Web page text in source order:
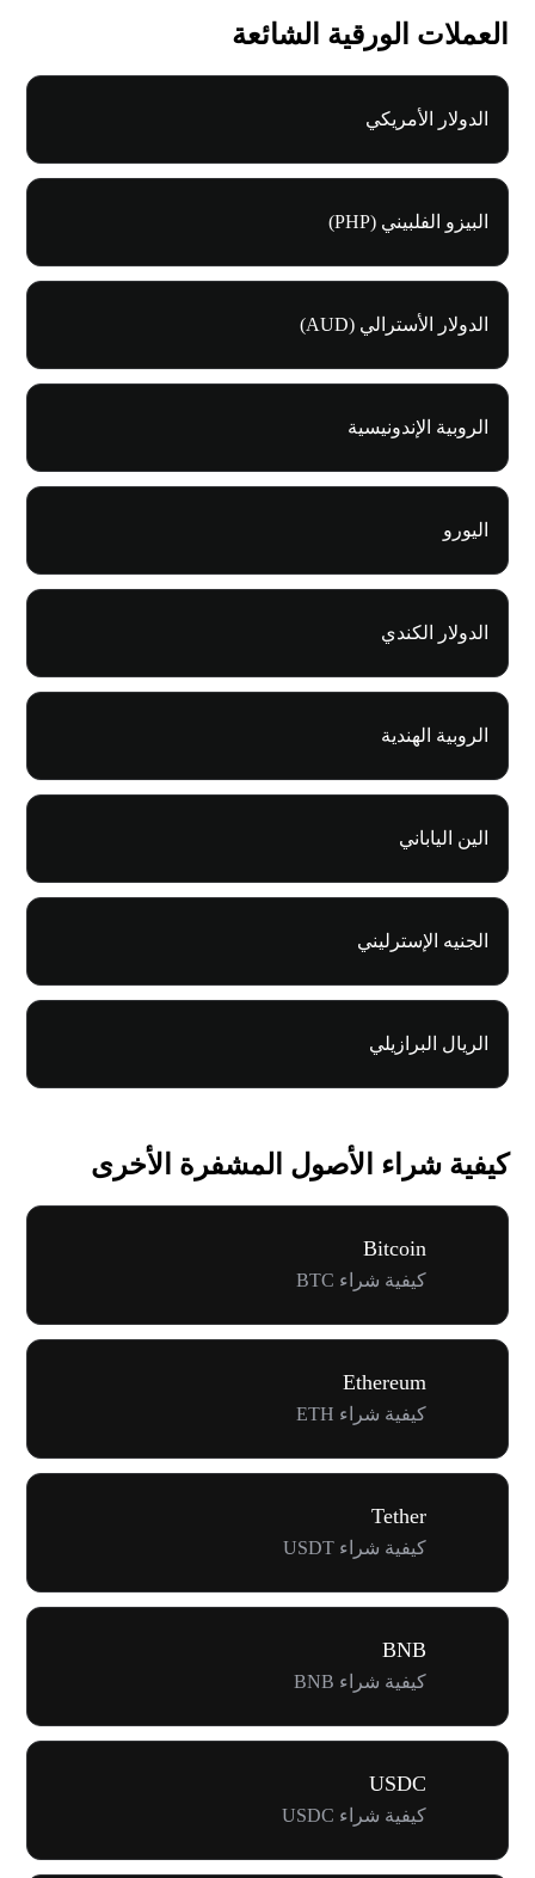
العملات الورقية الشائعة
الدولار الأمريكي
البيزو الفلبيني (PHP)
الدولار الأسترالي (AUD)
الروبية الإندونيسية
اليورو
الدولار الكندي
الروبية الهندية
الين الياباني
الجنيه الإسترليني
الريال البرازيلي
كيفية شراء الأصول المشفرة الأخرى
Bitcoin
كيفية شراء BTC
Ethereum
كيفية شراء ETH
Tether
كيفية شراء USDT
BNB
كيفية شراء BNB
USDC
كيفية شراء USDC